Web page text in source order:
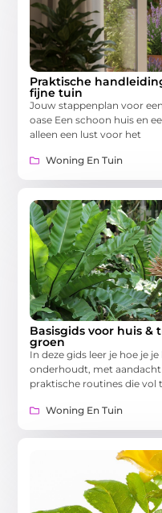
Praktische
fijne tuin
Jouw stappenplan voor
oase Een schoon huis en
alleen een lust voor het
Woning En Tuin
Basisgids voor huis &
groen
In deze gids leer je hoe je
onderhoudt, met
praktische routines die vol
Woning En Tuin